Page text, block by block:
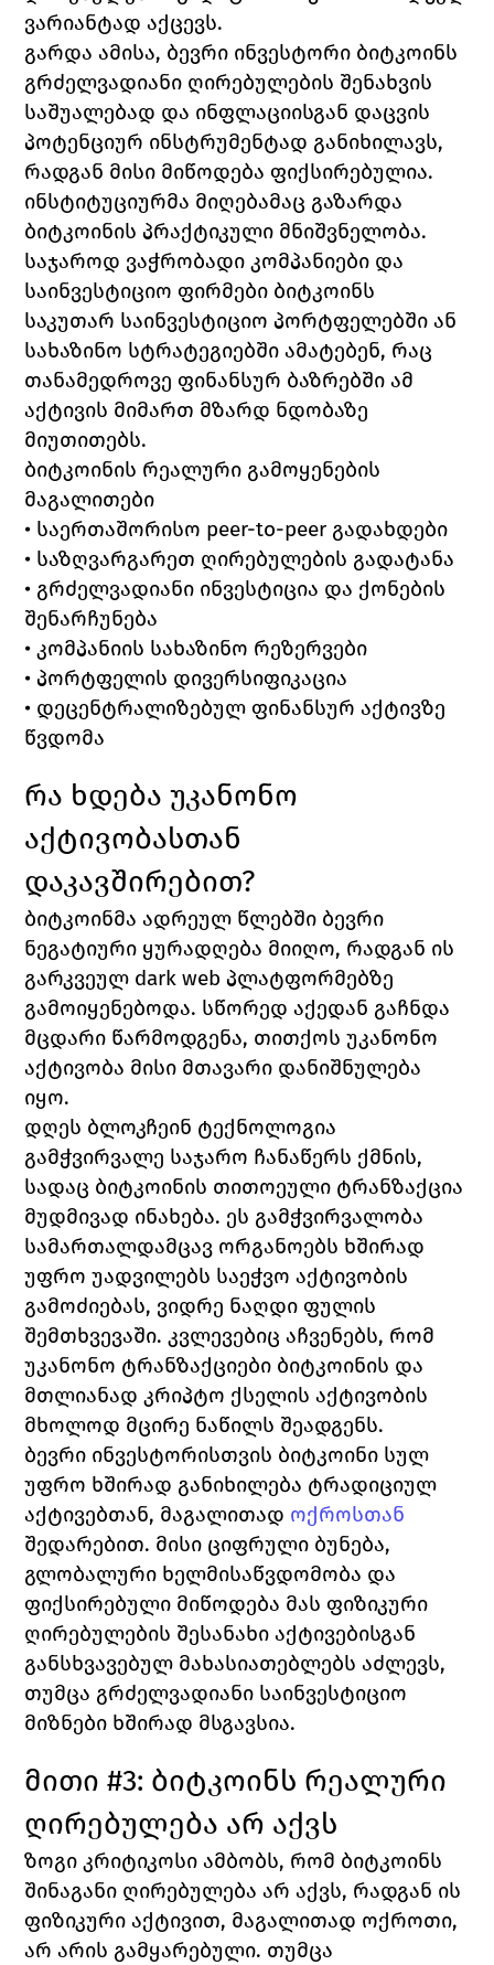
ვარიანტად აქცევს.
გარდა ამისა, ბევრი ინვესტორი ბიტკოინს
გრძელვადიანი ღირებულების შენახვის
საშუალებად და ინფლაციისგან დაცვის
პოტენციურ ინსტრუმენტად განიხილავს,
რადგან მისი მიწოდება ფიქსირებულია.
ინსტიტუციურმა მიღებამაც გაზარდა
ბიტკოინის პრაქტიკული მნიშვნელობა.
საჯაროდ ვაჭრობადი კომპანიები და
საინვესტიციო ფირმები ბიტკოინს
საკუთარ საინვესტიციო პორტფელებში ან
სახაზინო სტრატეგიებში ამატებენ, რაც
თანამედროვე ფინანსურ ბაზრებში ამ
აქტივის მიმართ მზარდ ნდობაზე
მიუთითებს.
ბიტკოინის რეალური გამოყენების
მაგალითები
• საერთაშორისო peer-to-peer გადახდები
• საზღვარგარეთ ღირებულების გადატანა
• გრძელვადიანი ინვესტიცია და ქონების
შენარჩუნება
• კომპანიის სახაზინო რეზერვები
• პორტფელის დივერსიფიკაცია
• დეცენტრალიზებულ ფინანსურ აქტივზე
წვდომა
რა ხდება უკანონო
აქტივობასთან
დაკავშირებით?
ბიტკოინმა ადრეულ წლებში ბევრი
ნეგატიური ყურადღება მიიღო, რადგან ის
გარკვეულ dark web პლატფორმებზე
გამოიყენებოდა. სწორედ აქედან გაჩნდა
მცდარი წარმოდგენა, თითქოს უკანონო
აქტივობა მისი მთავარი დანიშნულება
იყო.
დღეს ბლოკჩეინ ტექნოლოგია
გამჭვირვალე საჯარო ჩანაწერს ქმნის,
სადაც ბიტკოინის თითოეული ტრანზაქცია
მუდმივად ინახება. ეს გამჭვირვალობა
სამართალდამცავ ორგანოებს ხშირად
უფრო უადვილებს საეჭვო აქტივობის
გამოძიებას, ვიდრე ნაღდი ფულის
შემთხვევაში. კვლევებიც აჩვენებს, რომ
უკანონო ტრანზაქციები ბიტკოინის და
მთლიანად კრიპტო ქსელის აქტივობის
მხოლოდ მცირე ნაწილს შეადგენს.
ბევრი ინვესტორისთვის ბიტკოინი სულ
უფრო ხშირად განიხილება ტრადიციულ
აქტივებთან, მაგალითად ოქროსთან
შედარებით. მისი ციფრული ბუნება,
გლობალური ხელმისაწვდომობა და
ფიქსირებული მიწოდება მას ფიზიკური
ღირებულების შესანახი აქტივებისგან
განსხვავებულ მახასიათებლებს აძლევს,
თუმცა გრძელვადიანი საინვესტიციო
მიზნები ხშირად მსგავსია.
მითი #3: ბიტკოინს რეალური
ღირებულება არ აქვს
ზოგი კრიტიკოსი ამბობს, რომ ბიტკოინს
შინაგანი ღირებულება არ აქვს, რადგან ის
ფიზიკური აქტივით, მაგალითად ოქროთი,
არ არის გამყარებული. თუმცა